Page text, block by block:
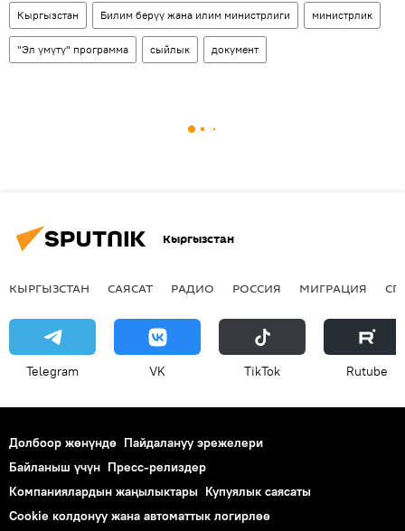
Кыргызстан Билим берүү жана илим министрлиги министрлик
"Эл үмүтү" программа сыйлык документ
Кыргызстан
КЫРГЫЗСТАН САЯСАТ РАДИО РОССИЯ МИГРАЦИЯ
Telegram VK ТikТоk Rutube
Долбоор жөнүндө Пайдалануу эрежелери
Байланыш үчүн Пресс-релиздер
Компаниялардын жаңылыктары Купуялык саясаты
Cookie колдонуу жана автоматтык логирлөө